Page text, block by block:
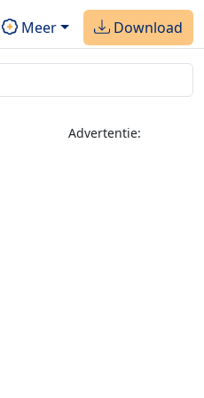
Meer Download
Advertentie: